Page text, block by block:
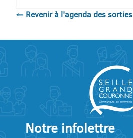
← Revenir à l'agenda des sorties
Notre infolettre